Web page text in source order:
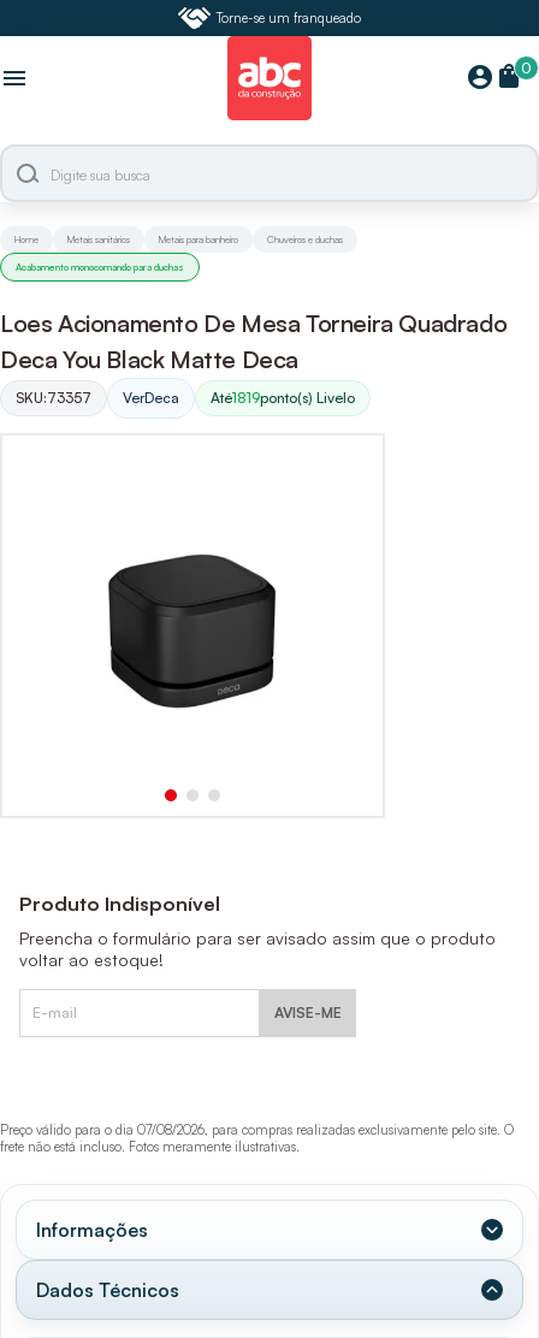
Torne-se um franqueado
menu account_circle 0
shopping_bag
Home Metais sanitários Metais para banheiro Chuveiros e duchas
Acabamento monocomando para duchas
Loes Acionamento De Mesa Torneira Quadrado
Deca You Black Matte Deca
SKU:73357 VerDeca Até1819ponto(s) Livelo
Produto Indisponível
Preencha o formulário para ser avisado assim que o produto
voltar ao estoque!
AVISE-ME
Preço válido para o dia 07/08/2026, para compras realizadas exclusivamente pelo site. O
frete não está incluso. Fotos meramente ilustrativas.
Informações
Dados Técnicos